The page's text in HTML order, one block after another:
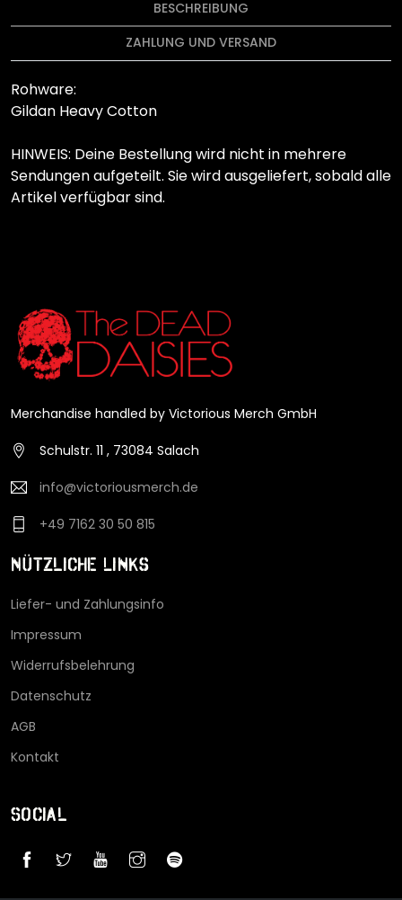
BESCHREIBUNG
ZAHLUNG UND VERSAND
Rohware:
Gildan Heavy Cotton
HINWEIS: Deine Bestellung wird nicht in mehrere
Sendungen aufgeteilt. Sie wird ausgeliefert, sobald alle
Artikel verfügbar sind.
Merchandise handled by Victorious Merch GmbH
Schulstr. 11 , 73084 Salach
info@victoriousmerch.de
+49 7162 30 50 815
Nützliche Links
Liefer- und Zahlungsinfo
Impressum
Widerrufsbelehrung
Datenschutz
AGB
Kontakt
Social